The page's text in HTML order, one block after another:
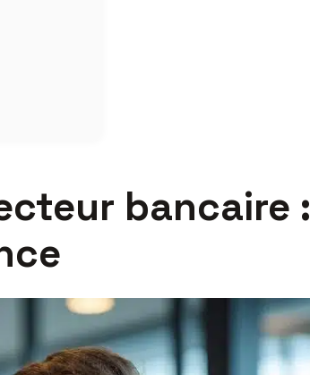
bancaire